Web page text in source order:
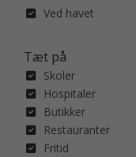
Ved havet
Tæt på
Skoler
Hospitaler
Butikker
Restauranter
Fritid